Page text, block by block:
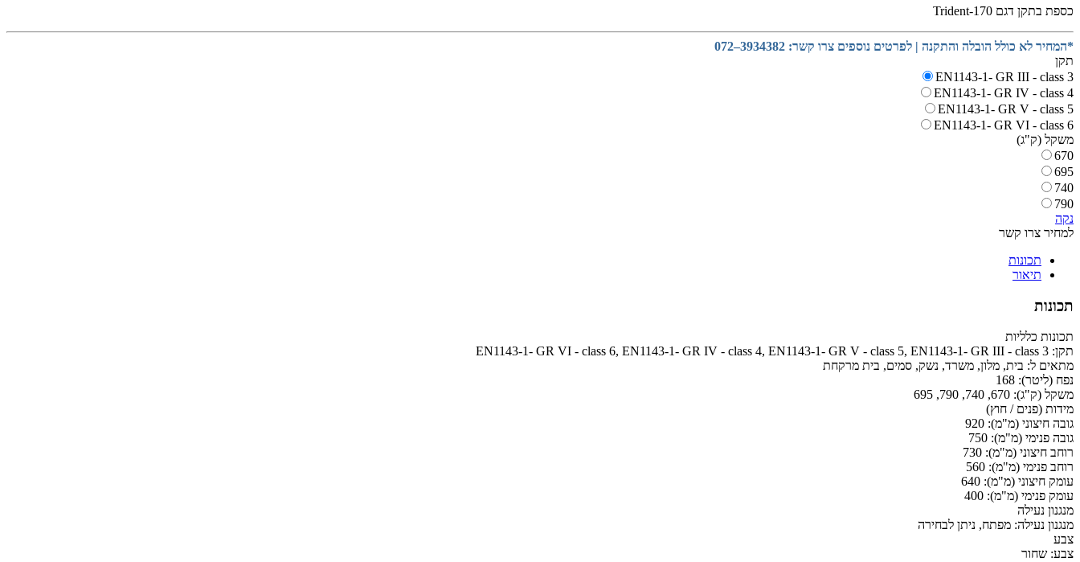
כספת בתקן דגם Trident-170
*המחיר לא כולל הובלה והתקנה | לפרטים נוספים צרו קשר: 3934382–072
תקן
EN1143-1- GR III - class 3
EN1143-1- GR IV - class 4
EN1143-1- GR V - class 5
EN1143-1- GR VI - class 6
משקל (ק"ג)
670
695
740
790
נקה
למחיר צרו קשר
תכונות
תיאור
תכונות
תכונות כלליות
תקן: EN1143-1- GR VI - class 6, EN1143-1- GR IV - class 4, EN1143-1- GR V - class 5, EN1143-1- GR III - class 3
מתאים ל: בית, מלון, משרד, נשק, סמים, בית מרקחת
נפח (ליטר): 168
משקל (ק"ג): 670, 740, 790, 695
מידות (פנים / חוץ)
גובה חיצוני (מ"מ): 920
גובה פנימי (מ"מ): 750
רוחב חיצוני (מ"מ): 730
רוחב פנימי (מ"מ): 560
עומק חיצוני (מ"מ): 640
עומק פנימי (מ"מ): 400
מנגנון נעילה
מנגנון נעילה: מפתח, ניתן לבחירה
צבע
צבע: שחור